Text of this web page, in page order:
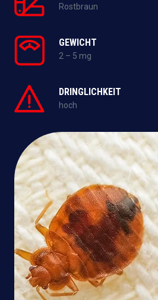
Rostbraun
GEWICHT
2 – 5 mg
DRINGLICHKEIT
hoch